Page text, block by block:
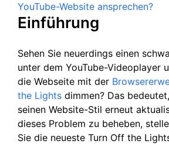
YouTube-Website ansprechen?
Einführung
Sehen Sie neuerdings einen
unter dem YouTube-Videoplayer
die Webseite mit der
the Lights dimmen? Das
seinen Website-Stil erneut
dieses Problem zu beheben,
Sie die neueste Turn Off the